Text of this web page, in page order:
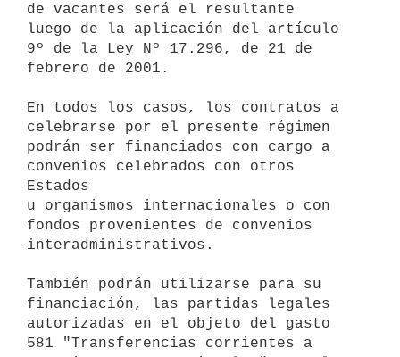
de vacantes será el resultante
luego de la aplicación del artículo
9º de la Ley Nº 17.296, de 21 de
febrero de 2001.
En todos los casos, los contratos a
celebrarse por el presente régimen
podrán ser financiados con cargo a
convenios celebrados con otros
Estados
u organismos internacionales o con
fondos provenientes de convenios
interadministrativos.
También podrán utilizarse para su
financiación, las partidas legales
autorizadas en el objeto del gasto
581 "Transferencias corrientes a